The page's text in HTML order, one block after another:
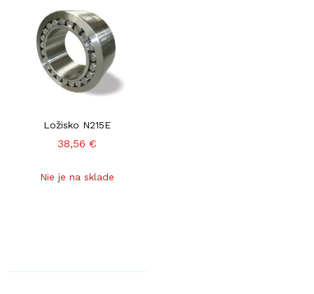
Ložisko N215E
38,56 €
Nie je na sklade